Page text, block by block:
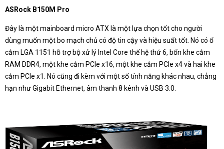
ASRock B150M Pro
Đây là một mainboard micro ATX là một lựa chọn tốt cho người
dùng muốn một bo mạch chủ có độ tin cậy và hiệu suất tốt. Nó có ổ
cắm LGA 1151 hỗ trợ bộ xử lý Intel Core thế hệ thứ 6, bốn khe cắm
RAM DDR4, một khe cắm PCIe x16, một khe cắm PCIe x4 và hai khe
cắm PCIe x1. Nó cũng đi kèm với một số tính năng khác nhau, chẳng
hạn như Gigabit Ethernet, âm thanh 8 kênh và USB 3.0.